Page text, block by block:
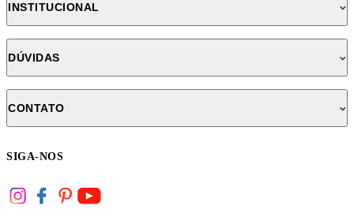
INSTITUCIONAL
DÚVIDAS
CONTATO
SIGA-NOS